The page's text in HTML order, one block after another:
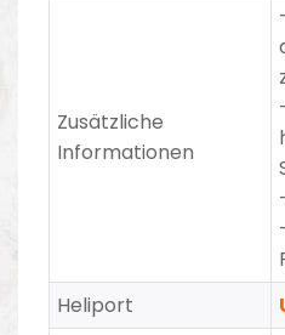
Zusätzliche
Informationen
Heliport